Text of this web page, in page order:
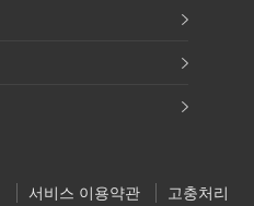
서비스 이용약관
고충처리